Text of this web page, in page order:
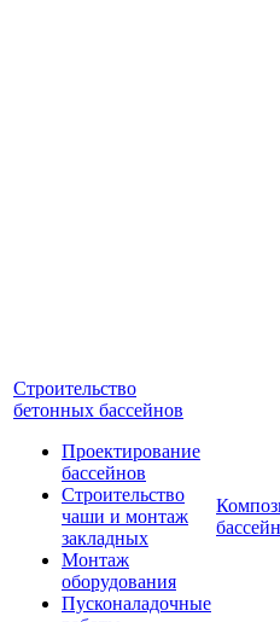
Строительство
бетонных бассейнов
Проектирование
бассейнов
Строительство
чаши и монтаж
закладных
Монтаж
оборудования
Пусконаладочные